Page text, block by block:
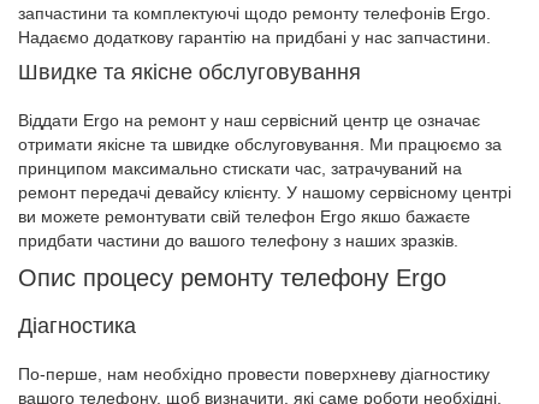
запчастини та комплектуючі щодо ремонту телефонів Ergo.
Надаємо додаткову гарантію на придбані у нас запчастини.
Швидке та якісне обслуговування
Віддати Ergo на ремонт у наш сервісний центр це означає
отримати якісне та швидке обслуговування. Ми працюємо за
принципом максимально стискати час, затрачуваний на
ремонт передачі девайсу клієнту. У нашому сервісному центрі
ви можете ремонтувати свій телефон Ergo якшо бажаєте
придбати частини до вашого телефону з наших зразків.
Опис процесу ремонту телефону Ergo
Діагностика
По-перше, нам необхідно провести поверхневу діагностику
вашого телефону, щоб визначити, які саме роботи необхідні.